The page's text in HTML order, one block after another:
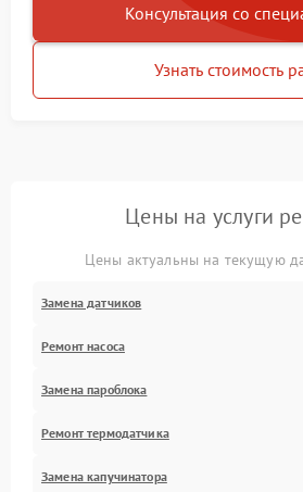
Консультация со
Узнать стоимость
Цены на услуги
Цены актуальны на текущую
Замена датчиков
Ремонт насоса
Замена пароблока
Ремонт термодатчика
Замена капучинатора